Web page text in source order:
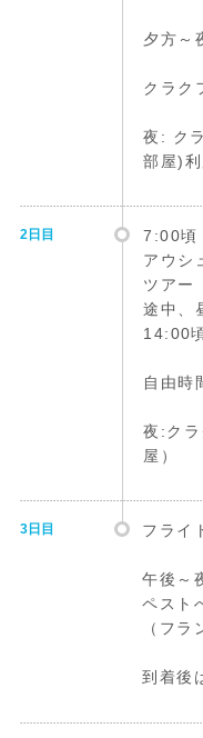
夕方～
クラク
夜: ク
部屋)利
2日目
7:00頃
アウシ
ツアー
途中、
14:00
自由時
夜:ク
屋）
3日目 フライ
午後～
ペスト
（フラ
到着後